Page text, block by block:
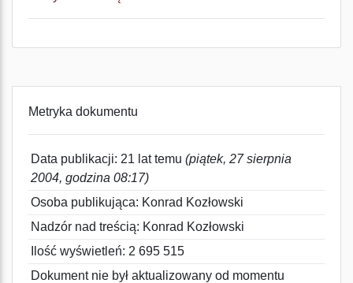
Metryka dokumentu
Data publikacji: 21 lat temu (piątek, 27 sierpnia
2004, godzina 08:17)
Osoba publikująca: Konrad Kozłowski
Nadzór nad treścią: Konrad Kozłowski
Ilość wyświetleń: 2 695 515
Dokument nie był aktualizowany od momentu